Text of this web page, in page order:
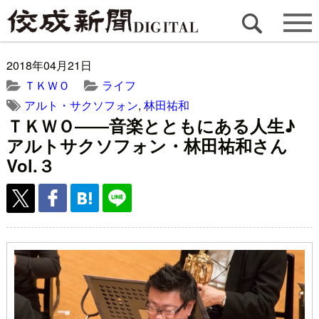
2018年04月21日
ＴＫＷＯ
ライフ
アルト・サクソフォン, 林田祐和
ＴＫＷＯ――音楽とともにある人生♪
アルトサクソフォン・林田祐和さん
Vol.３